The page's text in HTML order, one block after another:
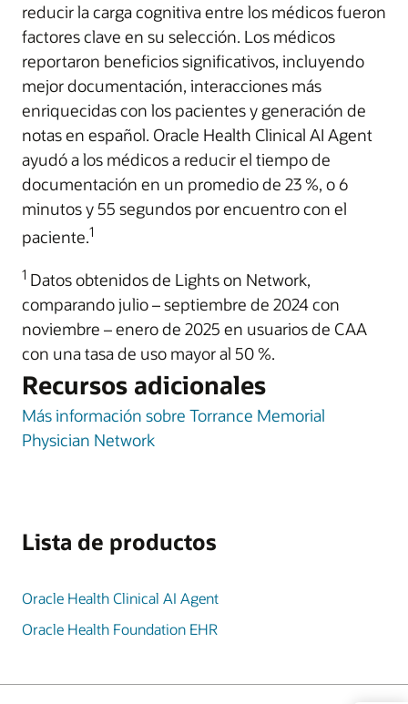
reducir la carga cognitiva entre los médicos fueron
factores clave en su selección. Los médicos
reportaron beneficios significativos, incluyendo
mejor documentación, interacciones más
enriquecidas con los pacientes y generación de
notas en español. Oracle Health Clinical AI Agent
ayudó a los médicos a reducir el tiempo de
documentación en un promedio de 23 %, o 6
minutos y 55 segundos por encuentro con el
paciente.1
1 Datos obtenidos de Lights on Network,
comparando julio – septiembre de 2024 con
noviembre – enero de 2025 en usuarios de CAA
con una tasa de uso mayor al 50 %.
Recursos adicionales
Más información sobre Torrance Memorial
Physician Network
Lista de productos
Oracle Health Clinical AI Agent
Oracle Health Foundation EHR